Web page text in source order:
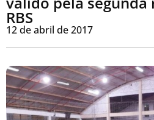
RBS
12 de abril de 2017